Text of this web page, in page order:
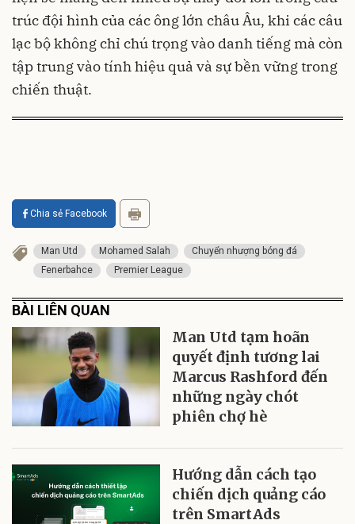
trúc đội hình của các ông lớn châu Âu, khi các câu
lạc bộ không chỉ chú trọng vào danh tiếng mà còn
tập trung vào tính hiệu quả và sự bền vững trong
chiến thuật.
Chia sẻ Facebook
Man Utd Mohamed Salah
Chuyển nhượng bóng đá
Fenerbahce
Premier League
BÀI LIÊN QUAN
Man Utd tạm hoãn
quyết định tương lai
Marcus Rashford đến
những ngày chót
phiên chợ hè
Hướng dẫn cách tạo
chiến dịch quảng cáo
trên SmartAds